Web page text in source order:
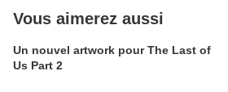
Vous aimerez aussi
Un nouvel artwork pour The Last of
Us Part 2